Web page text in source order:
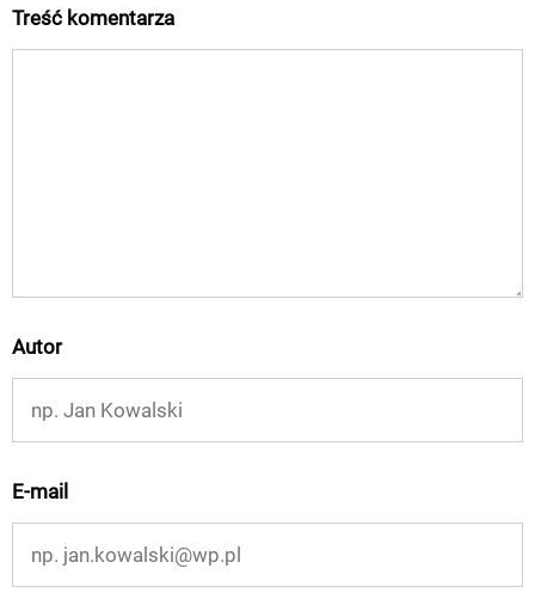
Treść komentarza
Autor
E-mail